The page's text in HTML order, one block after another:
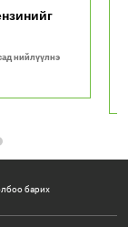
нийлүүлнэ
барих